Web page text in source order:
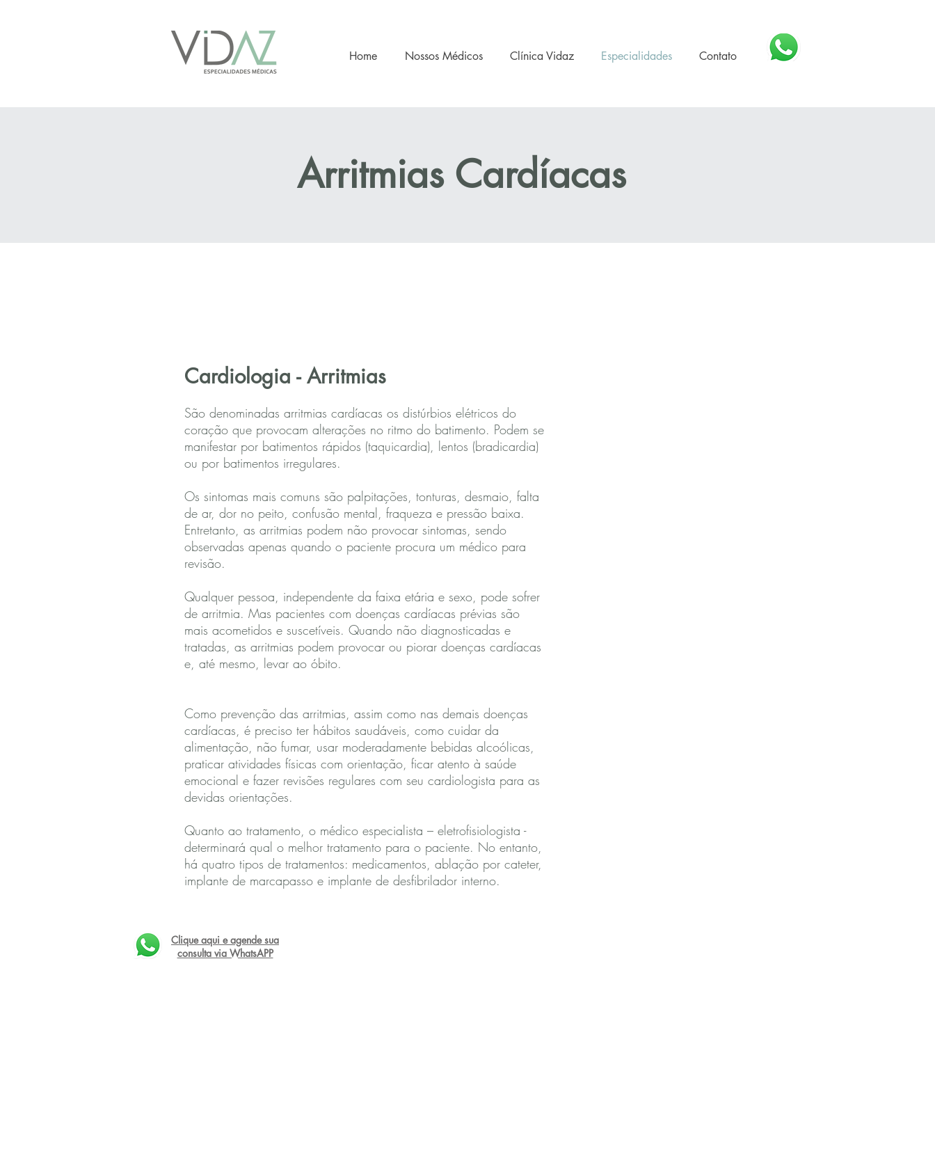
Home Nossos Médicos Clínica Vidaz Especialidades Contato
Arritmias Cardíacas
Cardiologia - Arritmias
São denominadas arritmias cardíacas os distúrbios elétricos do
coração que provocam alterações no ritmo do batimento. Podem se
manifestar por batimentos rápidos (taquicardia), lentos (bradicardia)
ou por batimentos irregulares.
Os sintomas mais comuns são palpitações, tonturas, desmaio, falta
de ar, dor no peito, confusão mental, fraqueza e pressão baixa.
Entretanto, as arritmias podem não provocar sintomas, sendo
observadas apenas quando o paciente procura um médico para
revisão.
Qualquer pessoa, independente da faixa etária e sexo, pode sofrer
de arritmia. Mas pacientes com doenças cardíacas prévias são
mais acometidos e suscetíveis. Quando não diagnosticadas e
tratadas, as arritmias podem provocar ou piorar doenças cardíacas
e, até mesmo, levar ao óbito.
Como prevenção das arritmias, assim como nas demais doenças
cardíacas, é preciso ter hábitos saudáveis, como cuidar da
alimentação, não fumar, usar moderadamente bebidas alcoólicas,
praticar atividades físicas com orientação, ficar atento à saúde
emocional e fazer revisões regulares com seu cardiologista para as
devidas orientações.
Quanto ao tratamento, o médico especialista – eletrofisiologista -
determinará qual o melhor tratamento para o paciente. No entanto,
há quatro tipos de tratamentos: medicamentos, ablação por cateter,
implante de marcapasso e implante de desfibrilador interno.
Clique aqui e agende sua
consulta via WhatsAPP